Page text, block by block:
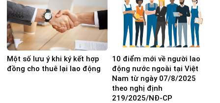
Một số lưu ý khi ký kết hợp
đồng cho thuê lại lao động
10 điểm mới về người lao
động nước ngoài tại Việt
Nam từ ngày 07/8/2025
theo nghị định
219/2025/NĐ-CP